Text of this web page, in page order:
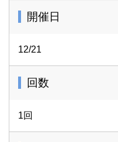
開催日
12/21
回数
1回